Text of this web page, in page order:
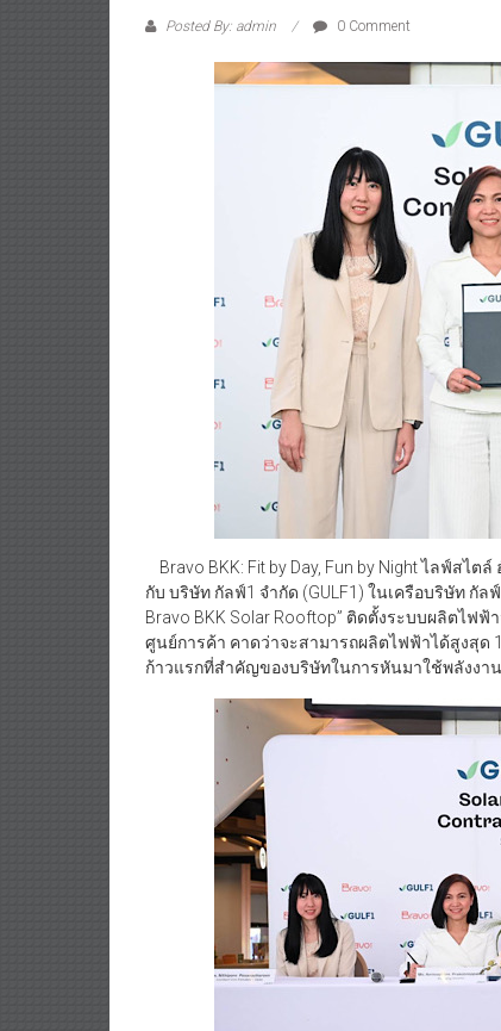
Posted By: admin 0 Comment
Bravo BKK: Fit by Day, Fun by Night ไลฟ์สไ
กับ บริษัท กัลฟ์1 จำกัด (GULF1) ในเครือบริษัท กัล
Bravo BKK Solar Rooftop” ติดตั้งระบบผลิตไฟ
ศูนย์การค้า คาดว่าจะสามารถผลิตไฟฟ้าได้สูงสุด
ก้าวแรกที่สำคัญของบริษัทในการหันมาใช้พลังงา